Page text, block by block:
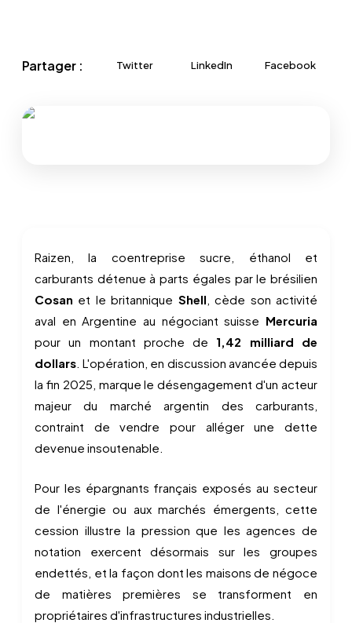
Partager : Twitter LinkedIn Facebook
Raizen, la coentreprise sucre, éthanol et
carburants détenue à parts égales par le brésilien
Cosan et le britannique Shell, cède son activité
aval en Argentine au négociant suisse Mercuria
pour un montant proche de 1,42 milliard de
dollars. L'opération, en discussion avancée depuis
la fin 2025, marque le désengagement d'un acteur
majeur du marché argentin des carburants,
contraint de vendre pour alléger une dette
devenue insoutenable.
Pour les épargnants français exposés au secteur
de l'énergie ou aux marchés émergents, cette
cession illustre la pression que les agences de
notation exercent désormais sur les groupes
endettés, et la façon dont les maisons de négoce
de matières premières se transforment en
propriétaires d'infrastructures industrielles.